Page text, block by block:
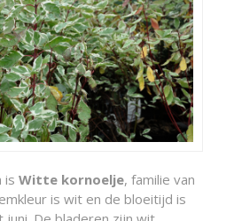
is Witte kornoelje, familie van
is wit en de bloeitijd is